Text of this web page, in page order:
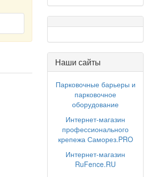
Наши сайты
Парковочные барьеры и
парковочное
оборудование
Интернет-магазин
профессионального
крепежа Саморез.PRO
Интернет-магазин
RuFence.RU